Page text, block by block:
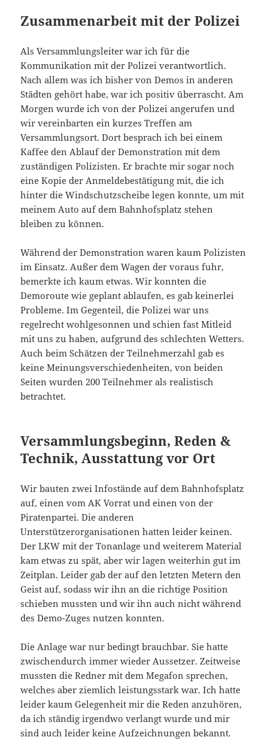
Zusammenarbeit mit der Polizei
Als Versammlungsleiter war ich für die
Kommunikation mit der Polizei verantwortlich.
Nach allem was ich bisher von Demos in anderen
Städten gehört habe, war ich positiv überrascht. Am
Morgen wurde ich von der Polizei angerufen und
wir vereinbarten ein kurzes Treffen am
Versammlungsort. Dort besprach ich bei einem
Kaffee den Ablauf der Demonstration mit dem
zuständigen Polizisten. Er brachte mir sogar noch
eine Kopie der Anmeldebestätigung mit, die ich
hinter die Windschutzscheibe legen konnte, um mit
meinem Auto auf dem Bahnhofsplatz stehen
bleiben zu können.
Während der Demonstration waren kaum Polizisten
im Einsatz. Außer dem Wagen der voraus fuhr,
bemerkte ich kaum etwas. Wir konnten die
Demoroute wie geplant ablaufen, es gab keinerlei
Probleme. Im Gegenteil, die Polizei war uns
regelrecht wohlgesonnen und schien fast Mitleid
mit uns zu haben, aufgrund des schlechten Wetters.
Auch beim Schätzen der Teilnehmerzahl gab es
keine Meinungsverschiedenheiten, von beiden
Seiten wurden 200 Teilnehmer als realistisch
betrachtet.
Versammlungsbeginn, Reden &
Technik, Ausstattung vor Ort
Wir bauten zwei Infostände auf dem Bahnhofsplatz
auf, einen vom AK Vorrat und einen von der
Piratenpartei. Die anderen
Unterstützerorganisationen hatten leider keinen.
Der LKW mit der Tonanlage und weiterem Material
kam etwas zu spät, aber wir lagen weiterhin gut im
Zeitplan. Leider gab der auf den letzten Metern den
Geist auf, sodass wir ihn an die richtige Position
schieben mussten und wir ihn auch nicht während
des Demo-Zuges nutzen konnten.
Die Anlage war nur bedingt brauchbar. Sie hatte
zwischendurch immer wieder Aussetzer. Zeitweise
mussten die Redner mit dem Megafon sprechen,
welches aber ziemlich leistungsstark war. Ich hatte
leider kaum Gelegenheit mir die Reden anzuhören,
da ich ständig irgendwo verlangt wurde und mir
sind auch leider keine Aufzeichnungen bekannt.